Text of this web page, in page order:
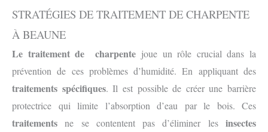
STRATÉGIES DE TRAITEMENT DE CHARPENTE
À BEAUNE
Le traitement de charpente joue un rôle crucial dans la
prévention de ces problèmes d’humidité. En appliquant des
traitements spécifiques. Il est possible de créer une barrière
protectrice qui limite l’absorption d’eau par le bois. Ces
traitements ne se contentent pas d’éliminer les insectes